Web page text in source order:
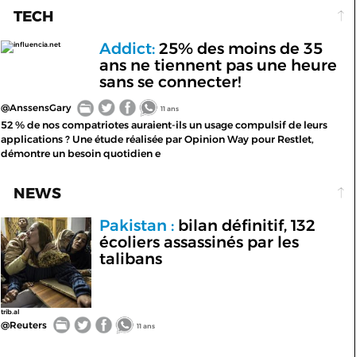
TECH
influencia.net Addict:25% des moins de 35
ans ne tiennent pas une heure
sans se connecter!
@AnssensGary 11 ans
52 % de nos compatriotes auraient-ils un usage compulsif de leurs
applications ? Une étude réalisée par Opinion Way pour Restlet,
démontre un besoin quotidien e
NEWS
trib.al
Pakistan :bilan définitif, 132
écoliers assassinés par les
talibans
@Reuters 11 ans